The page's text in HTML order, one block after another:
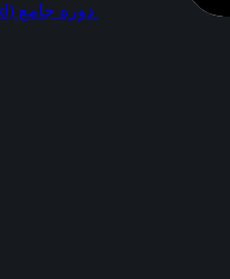
دوره جامع Notion X (SuperXmind)